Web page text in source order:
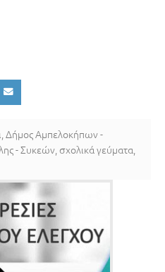
Δήμος Αμπελοκήπων -
- Συκεών σχολικά γεύματα